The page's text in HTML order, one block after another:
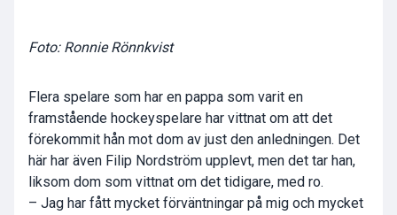
Foto: Ronnie Rönnkvist
Flera spelare som har en pappa som varit en
framstående hockeyspelare har vittnat om att det
förekommit hån mot dom av just den anledningen. Det
här har även Filip Nordström upplevt, men det tar han,
liksom dom som vittnat om det tidigare, med ro.
– Jag har fått mycket förväntningar på mig och mycket